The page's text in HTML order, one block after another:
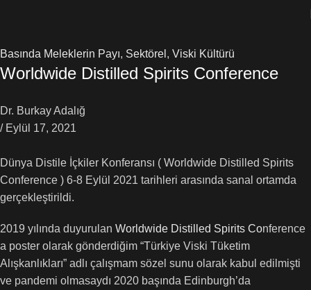
Basında Meleklerin Payı, Sektörel , Viski Kültürü
Worldwide Distilled Spirits Conference
Dr. Burkay Adalığ
/ Eylül 17, 2021
Dünya Distile İçkiler Konferansı ( Worldwide Distilled Spirits
Conference ) 6-8 Eylül 2021 tarihleri arasında sanal ortamda
gerçekleştirildi.
2019 yılında duyurulan Worldwide Distilled Spirits Conference
a poster olarak gönderdiğim “Türkiye Viski Tüketim
Alışkanlıkları” adlı çalışmam sözel sunu olarak kabul edilmişti
ve pandemi olmasaydı 2020 başında Edinburgh’da